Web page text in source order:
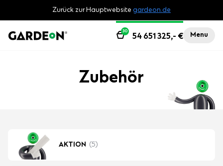
Zurück zur Hauptwebsite gardeon.de
Menu
54 651 325,- €
30
Zubehör
AKTION (5)